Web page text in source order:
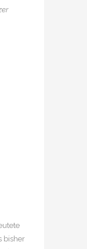
bisher